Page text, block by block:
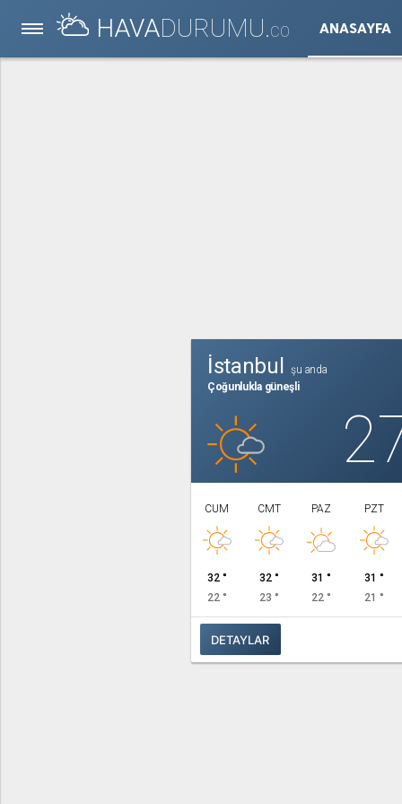
HAVADURUMU.CO ANASAYFA
İstanbul
şu anda
Çoğunlukla güneşli
CUM
32 °
22 °
CMT
32 °
23 °
PAZ
31 °
22 °
PZT
31 °
21 °
DETAYLAR